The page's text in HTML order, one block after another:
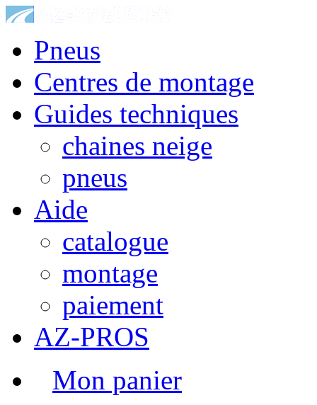
Pneus
Centres de montage
Guides techniques
chaines neige
pneus
Aide
catalogue
montage
paiement
AZ-PROS
Mon panier